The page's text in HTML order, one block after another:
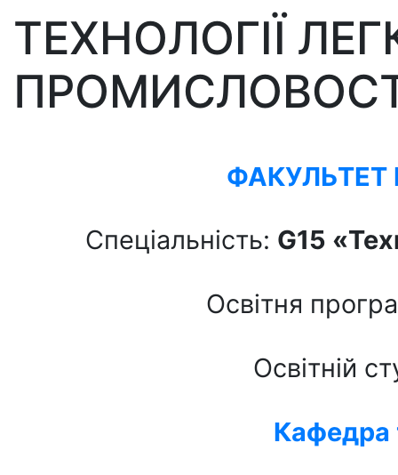
ТЕХНОЛОГІЇ
ФАКУЛЬТЕТ
Спеціальність: G15
Освітня
Освітній
Кафедра